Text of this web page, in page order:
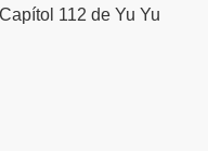
112 de Yu Yu